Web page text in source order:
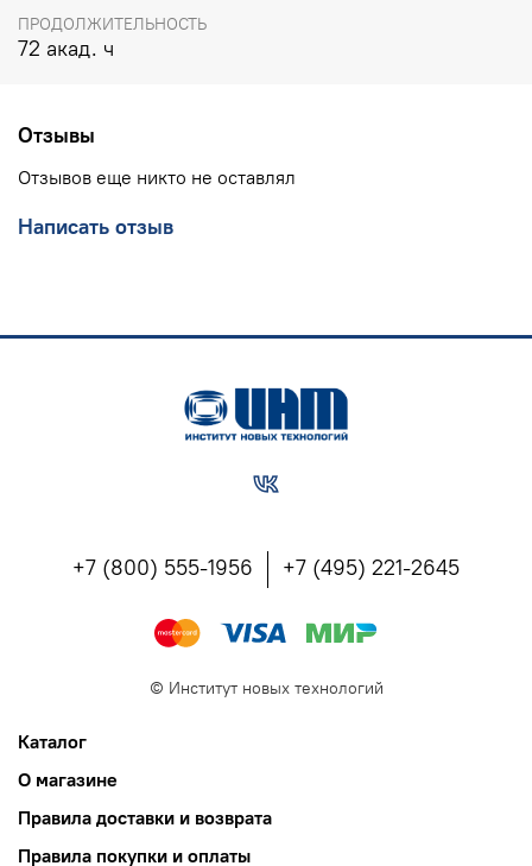
(офис),training@int-edu.ru
ПРОДОЛЖИТЕЛЬНОСТЬ
72 акад. ч
Отзывы
Отзывов еще никто не оставлял
Написать отзыв
+7 (800) 555-1956 +7 (495) 221-2645
© Институт новых технологий
Каталог
О магазине
Правила доставки и возврата
Правила покупки и оплаты